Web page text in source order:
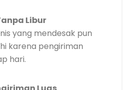
Libur
yang mendesak pun
karena pengiriman
hari.